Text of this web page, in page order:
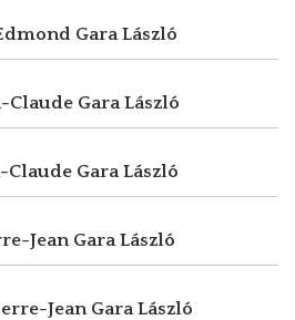
Gara László
Claude Gara László
Claude Gara László
Jean Gara László
Jean Gara László